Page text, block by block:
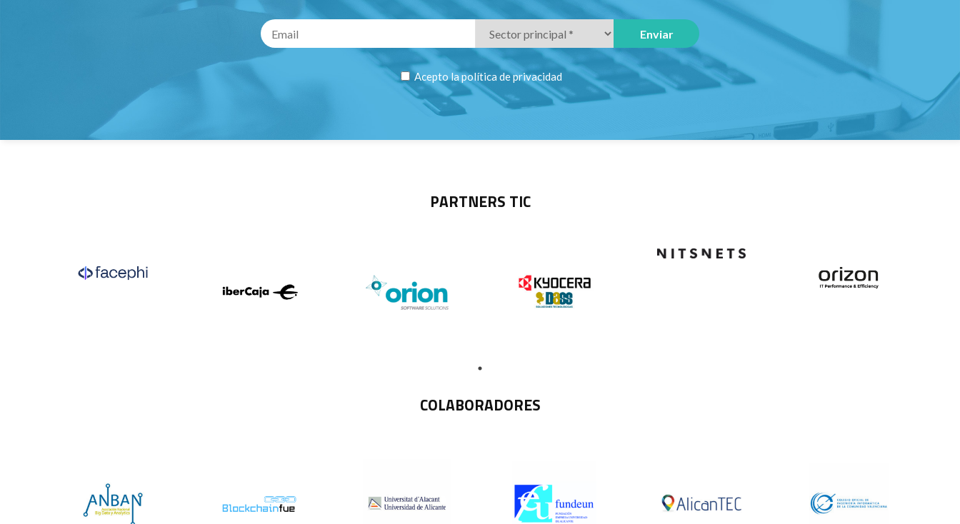
Acepto lapolítica de privacidad
PARTNERS TIC
COLABORADORES